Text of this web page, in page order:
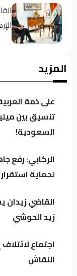
بل
المزيد
على ذمة
تنسيق بين
السعودية!
الركابي: رفع
لحماية
القاضي زيدان
زيد الحوشي
اجتماع
النقاش